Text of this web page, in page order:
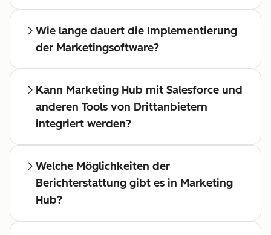
Wie lange dauert die Implementierung
der Marketingsoftware?
Kann Marketing Hub mit Salesforce und
anderen Tools von Drittanbietern
integriert werden?
Welche Möglichkeiten der
Berichterstattung gibt es in Marketing
Hub?